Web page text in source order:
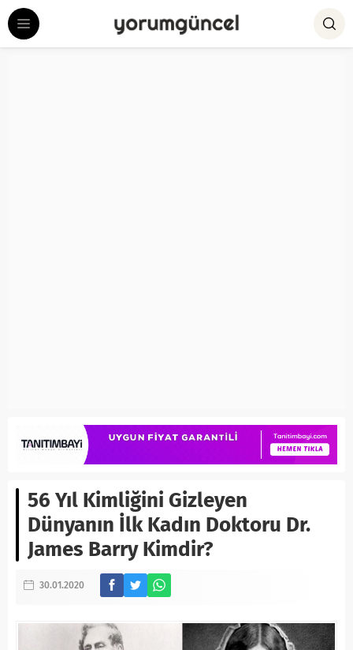
56 Yıl Kimliğini Gizleyen
Dünyanın İlk Kadın Doktoru Dr.
James Barry Kimdir?
30.01.2020